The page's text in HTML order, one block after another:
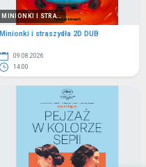
MINIONKI I STRA...
Minionki i straszydła 2D DUB
09.08.2026
14:00